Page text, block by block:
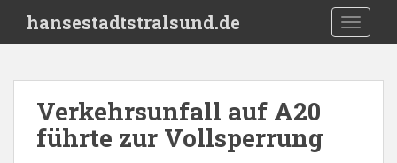
i
hansestadtstralsund.de
Verkehrsunfall auf A20
führte zur Vollsperrung